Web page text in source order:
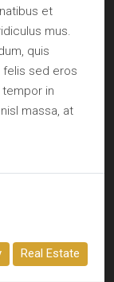
et
mus.
quis
felis sed eros
in
massa, at
Real Estate